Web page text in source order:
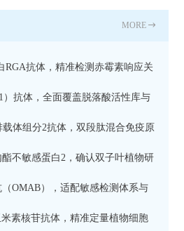
抗 现货
MORE
RGA抗体，精准检测赤霉素响应关
抗体，全面覆盖脱落酸活性库与
体组分2抗体，双段肽混合免疫原
不敏感蛋白2，确认双子叶植物研
OMAB），适配敏感检测体系与
素核苷抗体，精准定量植物细胞